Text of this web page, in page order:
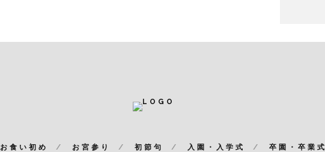
お食い初め お宮参り 初節句 入園・入学式 卒園・卒業式